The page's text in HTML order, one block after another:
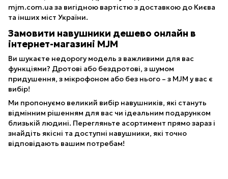
mjm.com.ua за вигідною вартістю з доставкою до Києва
та інших міст України.
Замовити навушники дешево онлайн в
інтернет-магазині MJM
Ви шукаєте недорогу модель з важливими для вас
функціями? Дротові або бездротові, з шумом
придушення, з мікрофоном або без нього – з MJM у вас є
вибір!
Ми пропонуємо великий вибір навушників, які стануть
відмінним рішенням для вас чи ідеальним подарунком
близькій людині. Перегляньте асортимент прямо зараз і
знайдіть якісні та доступні навушники, які точно
відповідають вашим потребам!